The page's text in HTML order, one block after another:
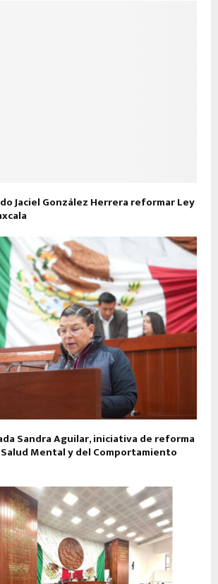
Jaciel González Herrera reformar Ley
Sandra Aguilar, iniciativa de reforma
Mental y del Comportamiento